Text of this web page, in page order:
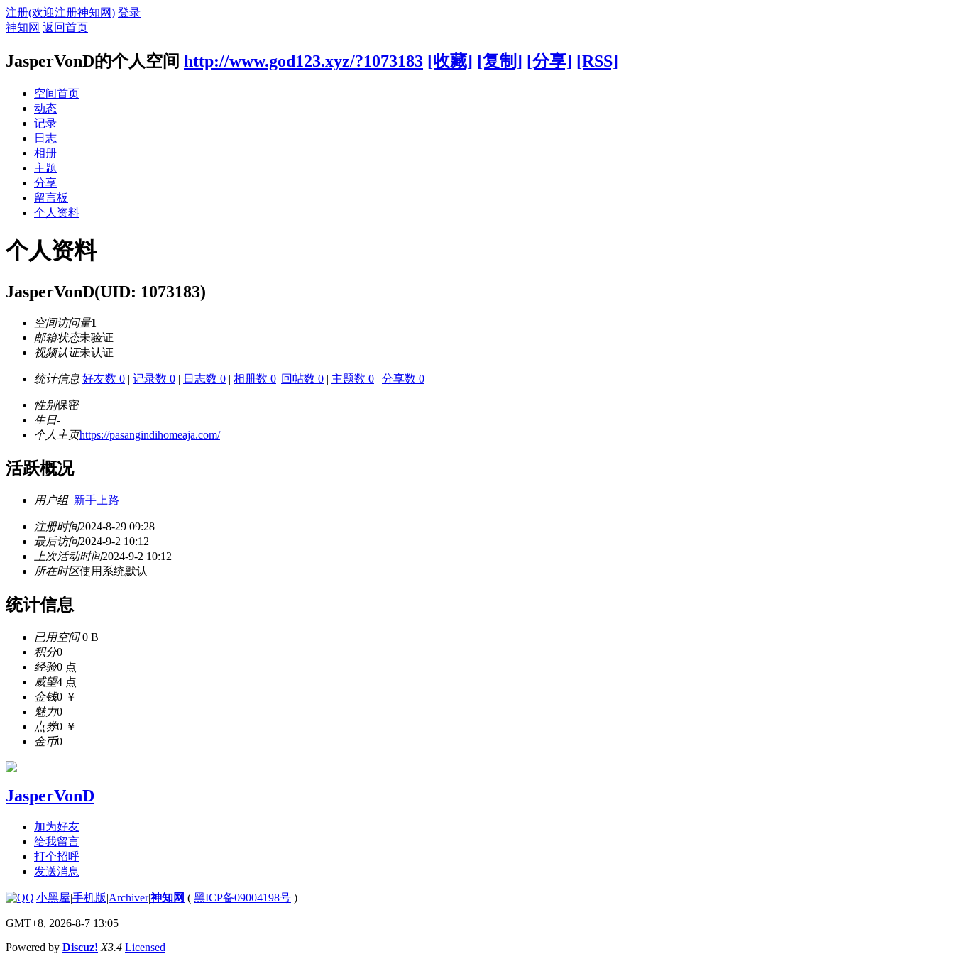
注册(欢迎注册神知网) 登录
神知网 返回首页
JasperVonD的个人空间 http://www.god123.xyz/?1073183 [收藏] [复制] [分享] [RSS]
空间首页
动态
记录
日志
相册
主题
分享
留言板
个人资料
个人资料
JasperVonD(UID: 1073183)
空间访问量1
邮箱状态未验证
视频认证未认证
统计信息 好友数 0 | 记录数 0 | 日志数 0 | 相册数 0 |回帖数 0 | 主题数 0 | 分享数 0
性别保密
生日-
个人主页https://pasangindihomeaja.com/
活跃概况
用户组 新手上路
注册时间2024-8-29 09:28
最后访问2024-9-2 10:12
上次活动时间2024-9-2 10:12
所在时区使用系统默认
统计信息
已用空间0 B
积分0
经验0 点
威望4 点
金钱0 ￥
魅力0
点券0 ￥
金币0
JasperVonD
加为好友
给我留言
打个招呼
发送消息
|小黑屋|手机版|Archiver|神知网 ( 黑ICP备09004198号 )
GMT+8, 2026-8-7 13:05
Powered by Discuz! X3.4 Licensed